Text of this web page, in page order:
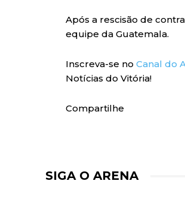
Após a rescisão de
equipe da Guatemala.
Inscreva-se no Canal do
Notícias do Vitória!
Compartilhe
SIGA O ARENA